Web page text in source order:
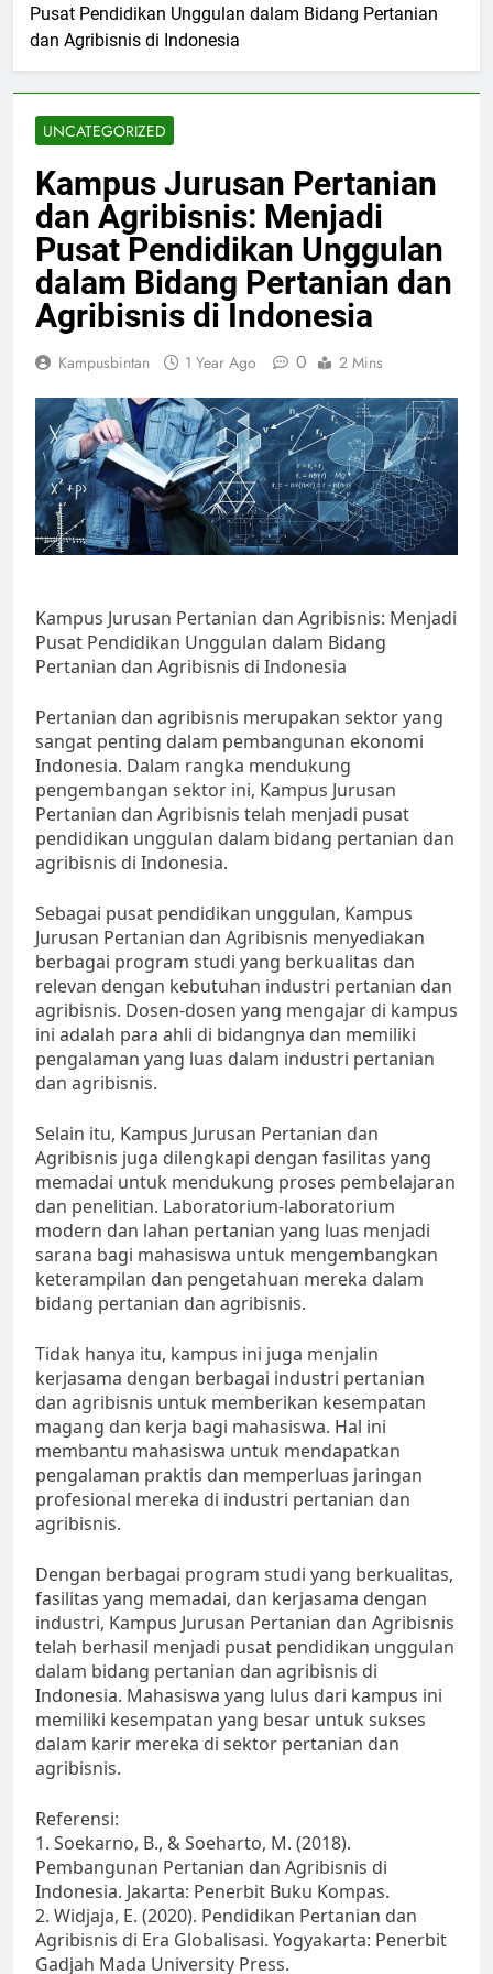
Pusat Pendidikan Unggulan dalam Bidang Pertanian
dan Agribisnis di Indonesia
UNCATEGORIZED
Kampus Jurusan Pertanian
dan Agribisnis: Menjadi
Pusat Pendidikan Unggulan
dalam Bidang Pertanian dan
Agribisnis di Indonesia
Kampusbintan 1 Year Ago 0 2 Mins
Kampus Jurusan Pertanian dan Agribisnis: Menjadi
Pusat Pendidikan Unggulan dalam Bidang
Pertanian dan Agribisnis di Indonesia
Pertanian dan agribisnis merupakan sektor yang
sangat penting dalam pembangunan ekonomi
Indonesia. Dalam rangka mendukung
pengembangan sektor ini, Kampus Jurusan
Pertanian dan Agribisnis telah menjadi pusat
pendidikan unggulan dalam bidang pertanian dan
agribisnis di Indonesia.
Sebagai pusat pendidikan unggulan, Kampus
Jurusan Pertanian dan Agribisnis menyediakan
berbagai program studi yang berkualitas dan
relevan dengan kebutuhan industri pertanian dan
agribisnis. Dosen-dosen yang mengajar di kampus
ini adalah para ahli di bidangnya dan memiliki
pengalaman yang luas dalam industri pertanian
dan agribisnis.
Selain itu, Kampus Jurusan Pertanian dan
Agribisnis juga dilengkapi dengan fasilitas yang
memadai untuk mendukung proses pembelajaran
dan penelitian. Laboratorium-laboratorium
modern dan lahan pertanian yang luas menjadi
sarana bagi mahasiswa untuk mengembangkan
keterampilan dan pengetahuan mereka dalam
bidang pertanian dan agribisnis.
Tidak hanya itu, kampus ini juga menjalin
kerjasama dengan berbagai industri pertanian
dan agribisnis untuk memberikan kesempatan
magang dan kerja bagi mahasiswa. Hal ini
membantu mahasiswa untuk mendapatkan
pengalaman praktis dan memperluas jaringan
profesional mereka di industri pertanian dan
agribisnis.
Dengan berbagai program studi yang berkualitas,
fasilitas yang memadai, dan kerjasama dengan
industri, Kampus Jurusan Pertanian dan Agribisnis
telah berhasil menjadi pusat pendidikan unggulan
dalam bidang pertanian dan agribisnis di
Indonesia. Mahasiswa yang lulus dari kampus ini
memiliki kesempatan yang besar untuk sukses
dalam karir mereka di sektor pertanian dan
agribisnis.
Referensi:
1. Soekarno, B., & Soeharto, M. (2018).
Pembangunan Pertanian dan Agribisnis di
Indonesia. Jakarta: Penerbit Buku Kompas.
2. Widjaja, E. (2020). Pendidikan Pertanian dan
Agribisnis di Era Globalisasi. Yogyakarta: Penerbit
Gadjah Mada University Press.